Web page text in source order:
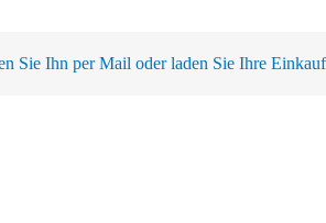
Sie Ihn per Mail oder laden Sie Ihre